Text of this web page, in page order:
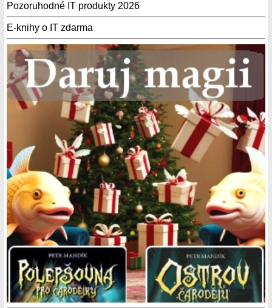
Pozoruhodné IT produkty 2026
E-knihy o IT zdarma